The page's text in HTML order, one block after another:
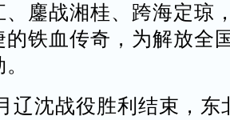
、鏖战湘桂、跨海定琼
的铁血传奇，为解放全
辽沈战役胜利结束，东